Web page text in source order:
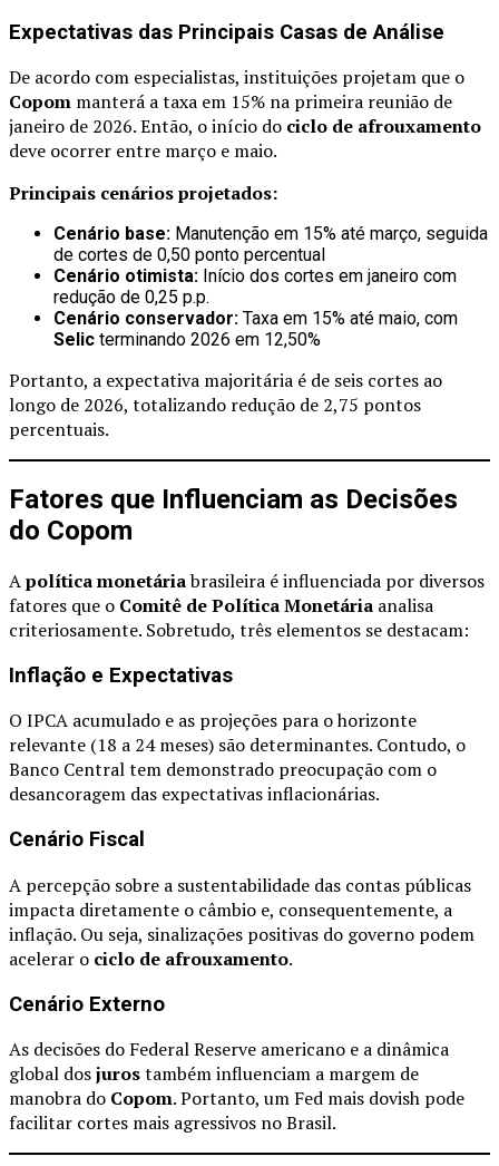
Expectativas das Principais Casas de Análise
De acordo com especialistas, instituições projetam que o
Copom manterá a taxa em 15% na primeira reunião de
janeiro de 2026. Então, o início do ciclo de afrouxamento
deve ocorrer entre março e maio.
Principais cenários projetados:
Cenário base: Manutenção em 15% até março, seguida
de cortes de 0,50 ponto percentual
Cenário otimista: Início dos cortes em janeiro com
redução de 0,25 p.p.
Cenário conservador: Taxa em 15% até maio, com
Selic terminando 2026 em 12,50%
Portanto, a expectativa majoritária é de seis cortes ao
longo de 2026, totalizando redução de 2,75 pontos
percentuais.
Fatores que Influenciam as Decisões
do Copom
Apolítica monetáriabrasileira é influenciada por diversos
fatores que o Comitê de Política Monetária analisa
criteriosamente. Sobretudo, três elementos se destacam:
Inflação e Expectativas
O IPCA acumulado e as projeções para o horizonte
relevante (18 a 24 meses) são determinantes. Contudo, o
Banco Central tem demonstrado preocupação com o
desancoragem das expectativas inflacionárias.
Cenário Fiscal
A percepção sobre a sustentabilidade das contas públicas
impacta diretamente o câmbio e, consequentemente, a
inflação. Ou seja, sinalizações positivas do governo podem
acelerar o ciclo de afrouxamento.
Cenário Externo
As decisões do Federal Reserve americano e a dinâmica
global dosjurostambém influenciam a margem de
manobra do Copom. Portanto, um Fed mais dovish pode
facilitar cortes mais agressivos no Brasil.